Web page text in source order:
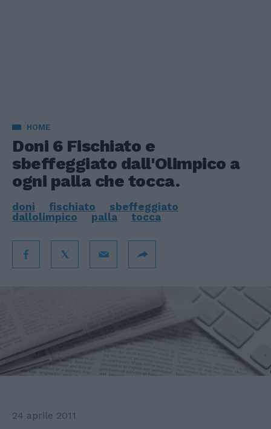
HOME
Doni 6 Fischiato e
sbeffeggiato dall'Olimpico a
ogni palla che tocca.
doni fischiato
sbeffeggiato
dallolimpico
palla tocca
24 aprile 2011